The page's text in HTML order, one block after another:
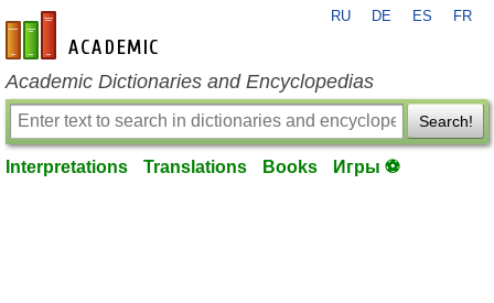
en-academic.com
RU DE ES FR
Academic Dictionaries and Encyclopedias
Search!
Interpretations Translations Books Игры ⚽